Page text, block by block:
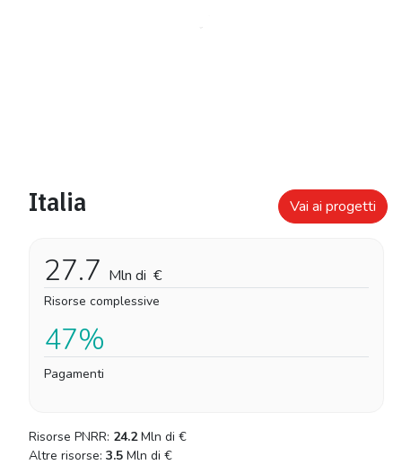
Italia Vai ai progetti
27.7 Mln di €
Risorse complessive
47%
Pagamenti
Risorse PNRR: 24.2 Mln di €
Altre risorse: 3.5 Mln di €